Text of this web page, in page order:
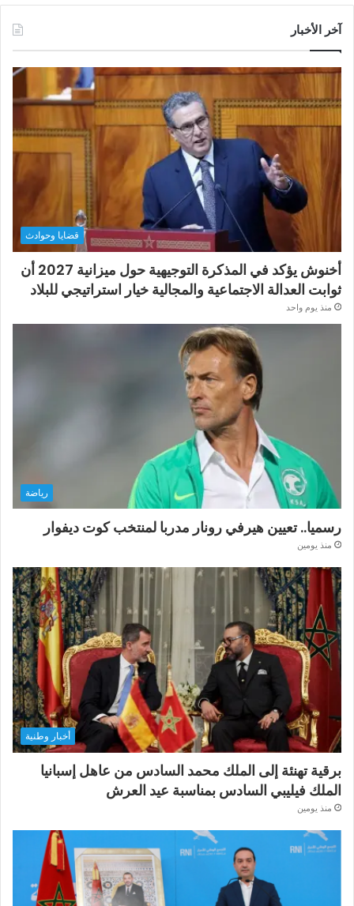
آخر الأخبار
قضايا وحوادث
أخنوش يؤكد في المذكرة التوجيهية حول ميزانية 2027 أن
ثوابت العدالة الاجتماعية والمجالية خيار استراتيجي للبلاد
منذ يوم واحد
رياضة
رسميا.. تعيين هيرفي رونار مدربا لمنتخب كوت ديفوار
منذ يومين
أخبار وطنية
برقية تهنئة إلى الملك محمد السادس من عاهل إسبانيا
الملك فيليبي السادس بمناسبة عيد العرش
منذ يومين